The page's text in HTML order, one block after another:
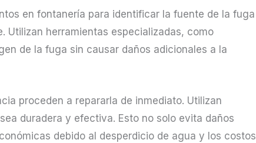
en fontanería para identificar la fuente de la fuga
Utilizan herramientas especializadas, como
de la fuga sin causar daños adicionales a la
proceden a repararla de inmediato. Utilizan
duradera y efectiva. Esto no solo evita daños
debido al desperdicio de agua y los costos